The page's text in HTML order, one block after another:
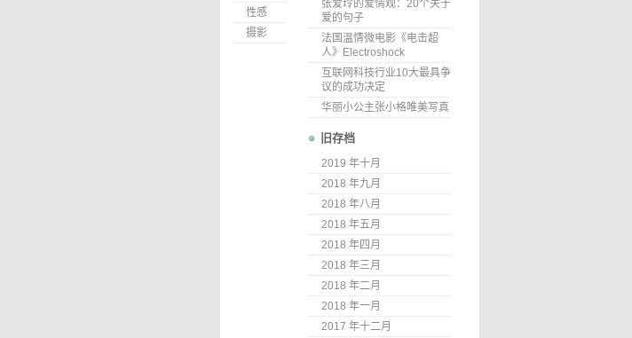
性感
摄影
张爱玲的爱情观：20个关于
爱的句子
法国温情微电影《电击超
人》Electroshock
互联网科技行业10大最具争
议的成功决定
华丽小公主张小格唯美写真
旧存档
2019 年十月
2018 年九月
2018 年八月
2018 年五月
2018 年四月
2018 年三月
2018 年二月
2018 年一月
2017 年十二月